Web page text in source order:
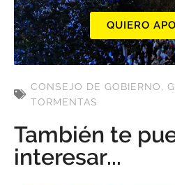
QUIERO
CONSEJO DE GOBIERNO,
TORMENTAS
También te
interesar...